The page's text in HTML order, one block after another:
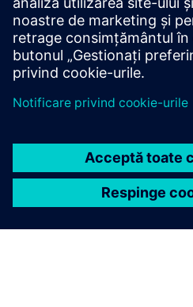
Condiții